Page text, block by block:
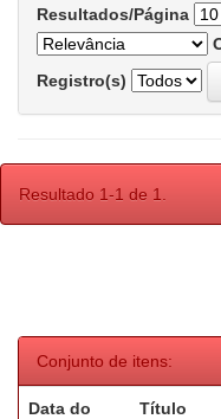
Resultados/Página
Registro(s)
Resultado 1-1 de 1.
Conjunto de itens:
Data do
Título